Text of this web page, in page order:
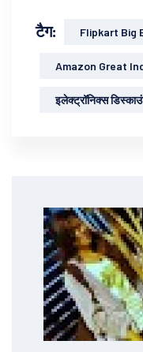
टैग: Flipkart Big
Amazon Great
इलेक्ट्रॉनिक्स